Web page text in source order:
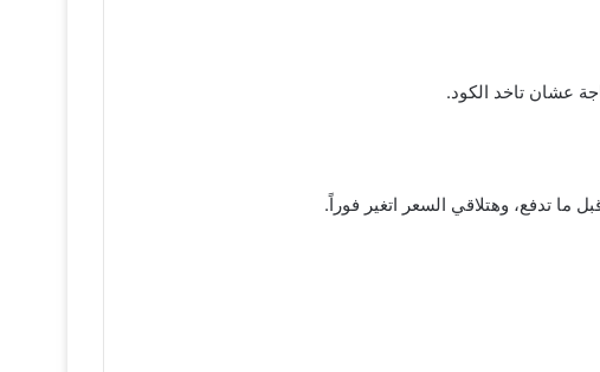
عشان تاخد الكود.
تدفع، وهتلاقي السعر اتغير فوراً.